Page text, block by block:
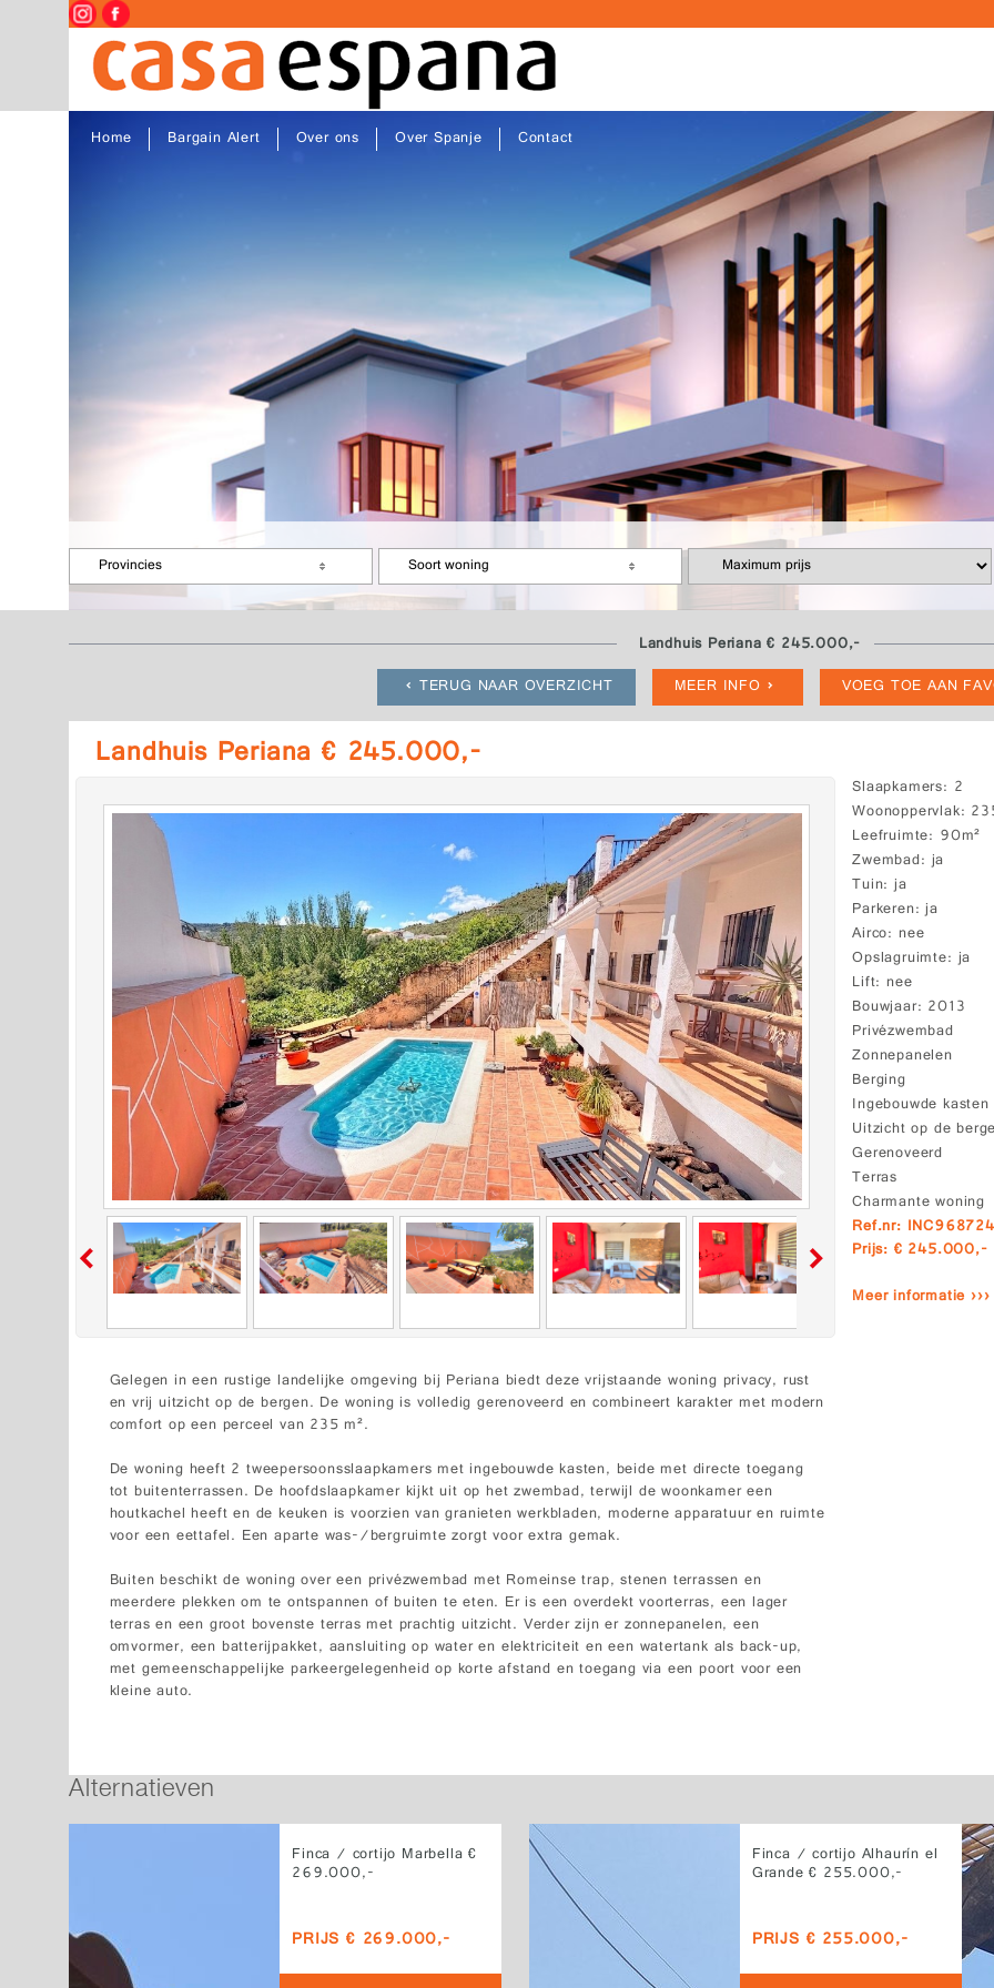
Home Bargain Alert Over ons Over Spanje Contact
Provincies Soort woning
Landhuis Periana € 245.000,-
TERUG NAAR OVERZICHT
MEER INFO VOEG TOE AAN
Landhuis Periana € 245.000,-
Slaapkamers 2
Woonoppervlak
Leefruimte 90m²
Zwembad ja
Tuin ja
Parkeren ja
Airco nee
Opslagruimte ja
Lift nee
Bouwjaar 2013
Privézwembad
Zonnepanelen
Berging
Ingebouwde kasten
Uitzicht op de
Gerenoveerd
Terras
Charmante woning
Ref.nr: INC968724
Prijs: € 245.000,-
Meer informatie ›››
Gelegen in een rustige landelijke omgeving bij Periana biedt deze vrijstaande woning privacy, rust
en vrij uitzicht op de bergen. De woning is volledig gerenoveerd en combineert karakter met modern
comfort op een perceel van 235 m².
De woning heeft 2 tweepersoonsslaapkamers met ingebouwde kasten, beide met directe toegang
tot buitenterrassen. De hoofdslaapkamer kijkt uit op het zwembad, terwijl de woonkamer een
houtkachel heeft en de keuken is voorzien van granieten werkbladen, moderne apparatuur en ruimte
voor een eettafel. Een aparte was-/bergruimte zorgt voor extra gemak.
Buiten beschikt de woning over een privézwembad met Romeinse trap, stenen terrassen en
meerdere plekken om te ontspannen of buiten te eten. Er is een overdekt voorterras, een lager
terras en een groot bovenste terras met prachtig uitzicht. Verder zijn er zonnepanelen, een
omvormer, een batterijpakket, aansluiting op water en elektriciteit en een watertank als back-up,
met gemeenschappelijke parkeergelegenheid op korte afstand en toegang via een poort voor een
kleine auto.
Alternatieven
Finca / cortijo Marbella €
269.000,-
PRIJS € 269.000,-
Finca / cortijo Alhaurín el
Grande € 255.000,-
PRIJS € 255.000,-